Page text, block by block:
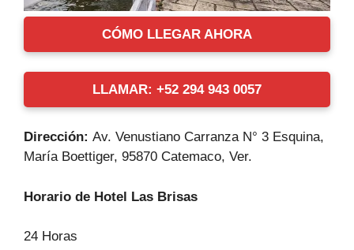
CÓMO LLEGAR AHORA
LLAMAR: +52 294 943 0057
Dirección: Av. Venustiano Carranza N° 3 Esquina,
María Boettiger, 95870 Catemaco, Ver.
Horario de Hotel Las Brisas
24 Horas